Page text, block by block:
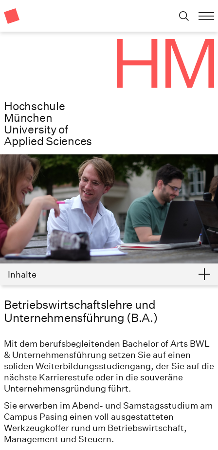
Hochschule
München
University of
Applied Sciences
Inhalte
Betriebswirtschaftslehre und
Unternehmensführung (B.A.)
Mit dem berufsbegleitenden Bachelor of Arts BWL
& Unternehmensführung setzen Sie auf einen
soliden Weiterbildungsstudiengang, der Sie auf die
nächste Karrierestufe oder in die souveräne
Unternehmensgründung führt.
Sie erwerben im Abend- und Samstagsstudium am
Campus Pasing einen voll ausgestatteten
Werkzeugkoffer rund um Betriebswirtschaft,
Management und Steuern.